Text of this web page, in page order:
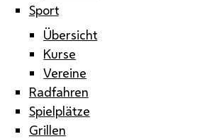
Sport
Übersicht
Kurse
Vereine
Radfahren
Spielplätze
Grillen